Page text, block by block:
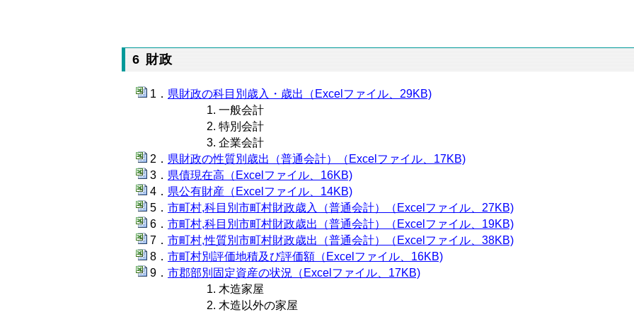
6 財政
県財政の科目別歳入・歳出（Excelファイル、29KB)
一般会計
特別会計
企業会計
県財政の性質別歳出（普通会計）（Excelファイル、17KB)
県債現在高（Excelファイル、16KB)
県公有財産（Excelファイル、14KB)
市町村,科目別市町村財政歳入（普通会計）（Excelファイル、27KB)
市町村,科目別市町村財政歳出（普通会計）（Excelファイル、19KB)
市町村,性質別市町村財政歳出（普通会計）（Excelファイル、38KB)
市町村別評価地積及び評価額（Excelファイル、16KB)
市郡部別固定資産の状況（Excelファイル、17KB)
木造家屋
木造以外の家屋